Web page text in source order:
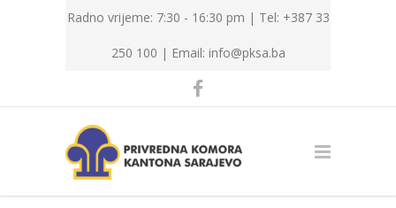
Radno vrijeme: 7:30 - 16:30 pm | Tel: +387 33
250 100 | Email: info@pksa.ba